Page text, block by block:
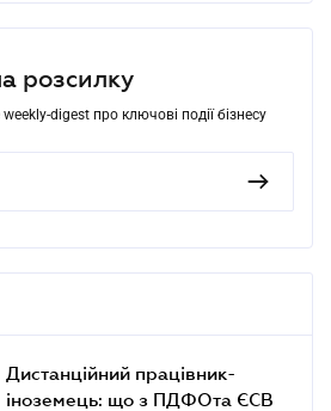
розсилку
digest про ключові події бізнесу
Дистанційний працівник-
іноземець: що з ПДФОта ЄСВ